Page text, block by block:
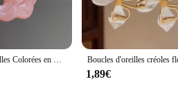
Accessory for Every Occasion**
are not just about style; they are also
Their lightweight design ensures they
meeting, a wedding, or simply
and Wholesale**
Boucles d'Oreilles Colorées en Résine Acrylique, Bijoux à la Mode pour Femme
1,89€